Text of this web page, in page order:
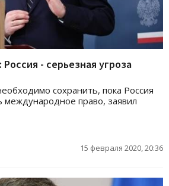
- серьезная угроза
сохранить, пока Россия
международное право, заявил
15 февраля 2020, 20:36